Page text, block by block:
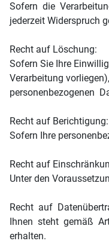
Sofern die
jederzeit Widerspruch
Recht auf Löschung:
Sofern Sie Ihre
Verarbeitung
personenbezogenen
Recht auf Berichtigung:
Sofern Ihre
Recht auf
Unter den
Recht auf
Ihnen steht gemäß
erhalten.